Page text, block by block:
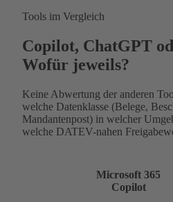
Tools im Vergleich
Copilot, ChatGPT
Wofür jeweils?
Keine Abwertung der anderen
welche Datenklasse (Belege,
Mandantenpost) in welcher
welche DATEV-nahen
Microsoft 365
Copilot